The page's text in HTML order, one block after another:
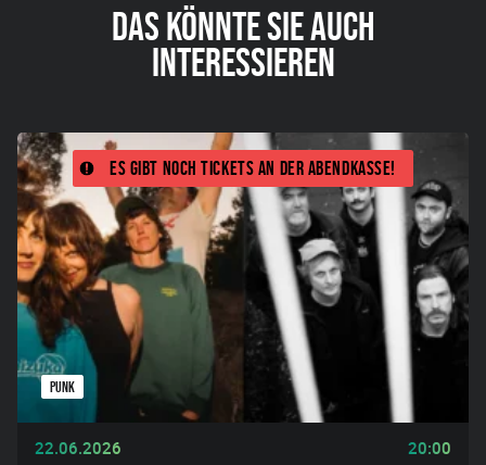
DAS KÖNNTE SIE AUCH
INTERESSIEREN
Es gibt noch Tickets an der Abendkasse!
PUNK
22.06.2026 20:00